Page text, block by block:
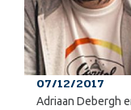
07/12/2017
Adriaan Debergh